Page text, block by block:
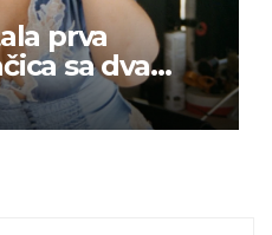
prva
sa dva
mestu u
godini